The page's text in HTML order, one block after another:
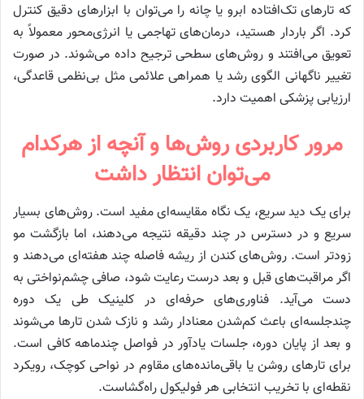
که تارهای تک‌افتاده ابرو یا چانه را می‌توان با ابزارهای دقیق کنترل
کرد. اگر باردار هستید، درمان‌های تهاجمی یا انرژی‌محور معمولاً به
تعویق می‌افتند و روش‌های سطحی ترجیح داده می‌شوند. در صورت
تغییر ناگهانی الگوی رشد یا همراهی علائمی مثل بی‌نظمی قاعدگی،
ارزیابی پزشکی اهمیت دارد.
مرور کاربردی روش‌ها و آنچه از هرکدام
می‌توان انتظار داشت
برای یک دید سریع، یک نگاه مقایسه‌ای مفید است. روش‌های بسیار
سریع و در دسترس در چند دقیقه نتیجه می‌دهند، اما بازگشت مو
زودتر است. روش‌های کندن از ریشه فاصله چند هفته‌ای می‌دهند و
اگر مراقبت‌های قبل و بعد درست رعایت شود، صافی چشم‌نواختی به
دست می‌آید. فناوری‌های حرفه‌ای در کلینیک طی یک دوره
چندجلسه‌ای باعث کم‌شدن معنادار رشد و نازک شدن تارها می‌شوند
و بعد از پایان دوره، جلسات یادآور در فواصل چندماهه کافی است.
برای تارهای روشن یا باقی‌مانده‌های مقاوم در نواحی کوچک، رویکرد
نقطه‌ای با تخریب انتخابی هر فولیکول راه‌گشاست.